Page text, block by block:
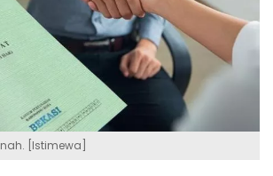
[Istimewa]